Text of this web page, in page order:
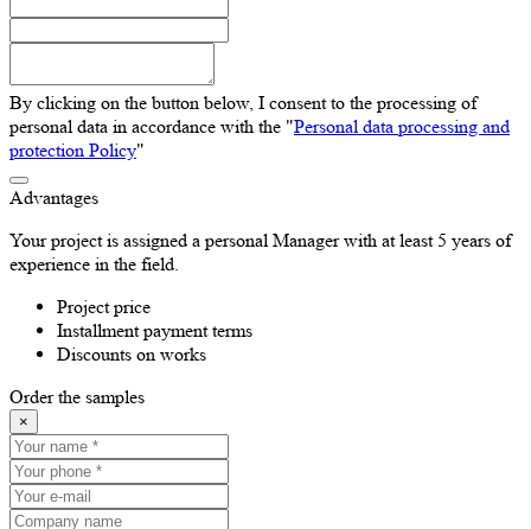
By clicking on the button below, I consent to the processing of
personal data in accordance with the "Personal data processing and
protection Policy"
Advantages
Your project is assigned a personal Manager with at least 5 years of
experience in the field.
Project price
Installment payment terms
Discounts on works
Order the samples
×